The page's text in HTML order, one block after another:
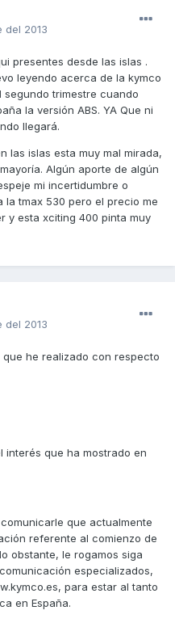
del 2013
presentes desde las islas .
leyendo acerca de la kymco
trimestre cuando
la versión ABS. YA Que ni
llegará.
las islas esta muy mal mirada,
Algún aporte de algún
mi incertidumbre o
la tmax 530 pero el precio me
y esta xciting 400 pinta muy
del 2013
he realizado con respecto
interés que ha mostrado en
que actualmente
referente al comienzo de
obstante, le rogamos siga
especializados,
para estar al tanto
en España.